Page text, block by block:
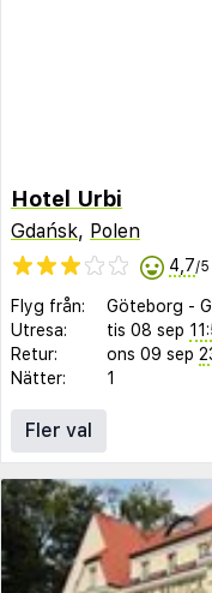
Hotel Urbi
Gdańsk, Polen
4,7/5
Flyg från: Göteborg -
Utresa:
tis 08 sep
Retur:
ons 09 sep
Nätter:
1
Fler val